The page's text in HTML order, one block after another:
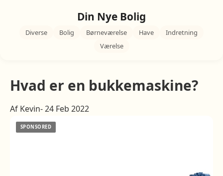
Din Nye Bolig
Diverse Bolig Børneværelse Have
Indretning
Værelse
Hvad er en bukkemaskine?
Af Kevin- 24 Feb 2022